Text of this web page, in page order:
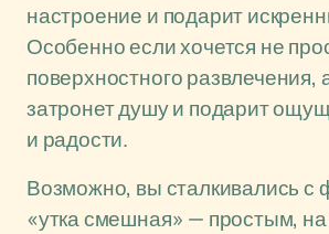
настроение и подарит
Особенно если хочется не
поверхностного развлечения,
затронет душу и подарит
и радости.
Возможно, вы сталкивались
«утка смешная» — простым,